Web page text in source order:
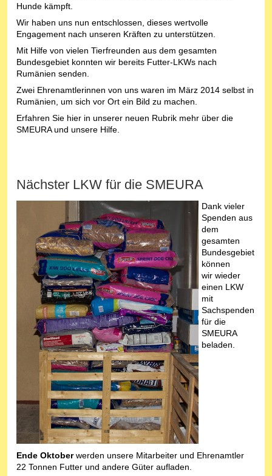
Hunde kämpft.
Wir haben uns nun entschlossen, dieses wertvolle
Engagement nach unseren Kräften zu unterstützen.
Mit Hilfe von vielen Tierfreunden aus dem gesamten
Bundesgebiet konnten wir bereits Futter-LKWs nach
Rumänien senden.
Zwei Ehrenamtlerinnen von uns waren im März 2014 selbst in
Rumänien, um sich vor Ort ein Bild zu machen.
Erfahren Sie hier in unserer neuen Rubrik mehr über die
SMEURA und unsere Hilfe.
Nächster LKW für die SMEURA
Dank vieler
Spenden aus
dem
gesamten
Bundesgebiet
können
wir wieder
einen LKW
mit
Sachspenden
für die
SMEURA
beladen.
Ende Oktoberwerden unsere Mitarbeiter und Ehrenamtler
22 Tonnen Futter und andere Güter aufladen.